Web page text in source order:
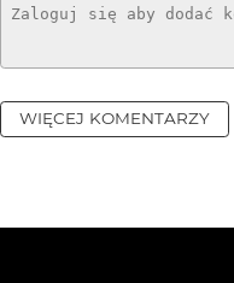
WIĘCEJ KOMENTARZY